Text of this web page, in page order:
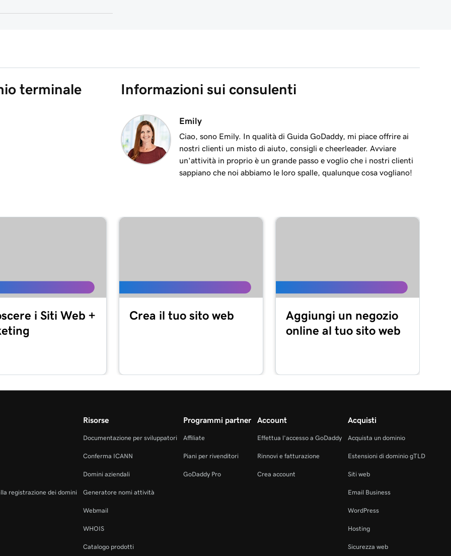
2m 7s
Duo
1m 9s
1m 22s
Duo
2m 3s
1m 24s
1m 12s
terminale
Informazioni sui consulenti
Emily
Ciao, sono Emily. In qualità di Guida GoDaddy, mi piace offrire ai
nostri clienti un misto di aiuto, consigli e cheerleader. Avviare
un'attività in proprio è un grande passo e voglio che i nostri clienti
sappiano che noi abbiamo le loro spalle, qualunque cosa vogliano!
i Siti Web +
Crea il tuo sito web
Aggiungi un negozio
online al tuo sito web
registrazione dei domini
Risorse
Documentazione per sviluppatori
Conferma ICANN
Domini aziendali
Generatore nomi attività
Webmail
WHOIS
Catalogo prodotti
Programmi partner
Affiliate
Piani per rivenditori
GoDaddy Pro
Account
Effettua l'accesso a GoDaddy
Rinnovi e fatturazione
Crea account
Acquisti
Acquista un dominio
Estensioni di dominio gTLD
Siti web
Email Business
WordPress
Hosting
Sicurezza web